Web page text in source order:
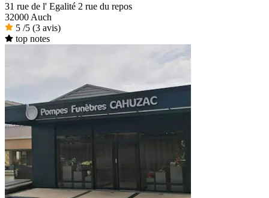
31 rue de l' Egalité 2 rue du repos
32000 Auch
5 /5 (3 avis)
top notes